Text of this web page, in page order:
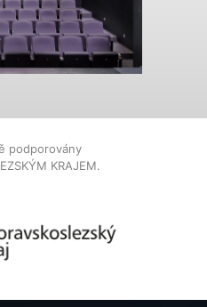
podporovány
KRAJEM.